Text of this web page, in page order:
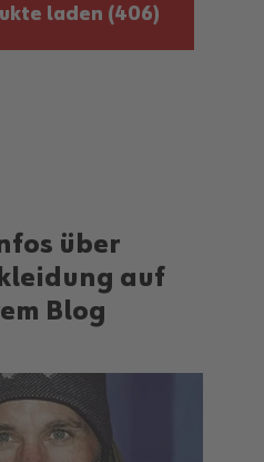
laden (406)
über
auf
Blog